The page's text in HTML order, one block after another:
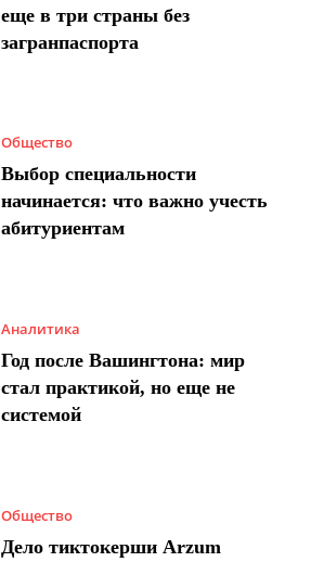
еще в три страны без
загранпаспорта
Общество
Выбор специальности
начинается: что важно учесть
абитуриентам
Аналитика
Год после Вашингтона: мир
стал практикой, но еще не
системой
Общество
Дело тиктокерши Arzum